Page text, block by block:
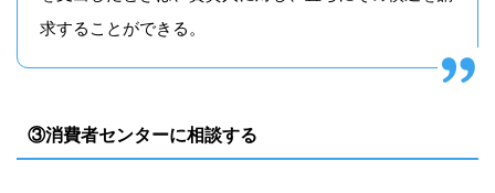
求することができる。
③消費者センターに相談する